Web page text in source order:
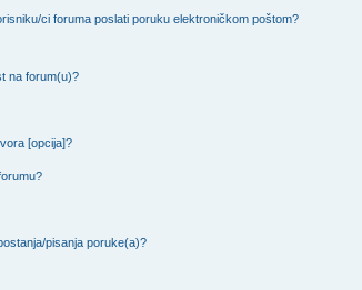
ci foruma poslati poruku elektroničkom poštom?
na forum(u)?
[opcija]?
pisanja poruke(a)?